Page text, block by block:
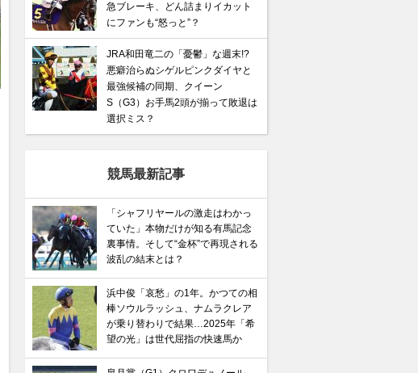
急ブレーキ、どん詰まりイカット
にファンも“怒っと”？
JRA和田竜二の「憂鬱」な週末!?
悪癖治らぬシゲルピンクダイヤと
最強候補の同期、クイーン
S（G3）お手馬2頭が揃って敗退は
選択ミス？
競馬最新記事
「シャフリヤールの激走はわかっ
ていた」本物だけが知る有馬記念
裏事情。そして“金杯”で再現される
波乱の結末とは？
浜中俊「哀愁」の1年。かつての相
棒ソウルラッシュ、ナムラクレア
が乗り替わりで結果…2025年「希
望の光」は世代屈指の快速馬か